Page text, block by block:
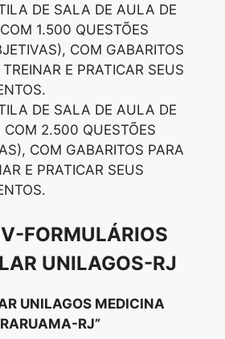
DE SALA DE AULA DE
1.500 QUESTÕES
COM GABARITOS
E PRATICAR SEUS
DE SALA DE AULA DE
COM 2.500 QUESTÕES
COM GABARITOS PARA
E PRATICAR SEUS
FORMULÁRIOS
UNILAGOS-RJ
UNILAGOS MEDICINA
RJ”